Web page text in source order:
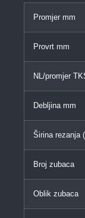
Promjer mm
Provrt mm
NL/promjer
Debljina mm
Širina rezanja
Broj zubaca
Oblik zubaca